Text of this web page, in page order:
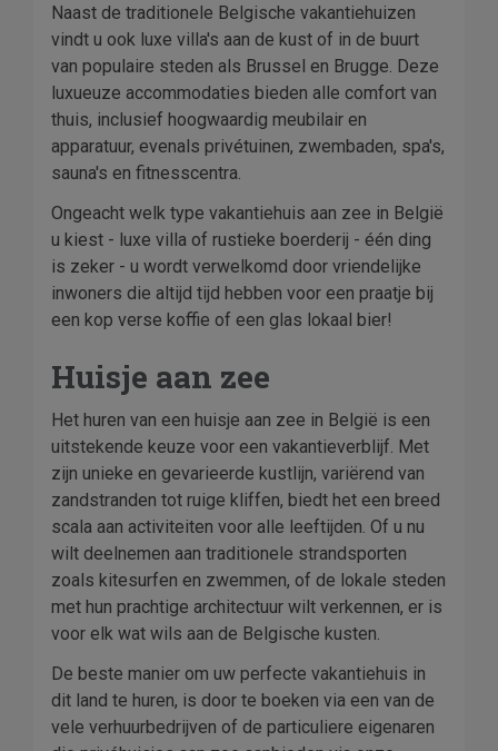
Naast de traditionele Belgische vakantiehuizen
vindt u ook luxe villa's aan de kust of in de buurt
van populaire steden als Brussel en Brugge. Deze
luxueuze accommodaties bieden alle comfort van
thuis, inclusief hoogwaardig meubilair en
apparatuur, evenals privétuinen, zwembaden, spa's,
sauna's en fitnesscentra.
Ongeacht welk type vakantiehuis aan zee in België
u kiest - luxe villa of rustieke boerderij - één ding
is zeker - u wordt verwelkomd door vriendelijke
inwoners die altijd tijd hebben voor een praatje bij
een kop verse koffie of een glas lokaal bier!
Huisje aan zee
Het huren van een huisje aan zee in België is een
uitstekende keuze voor een vakantieverblijf. Met
zijn unieke en gevarieerde kustlijn, variërend van
zandstranden tot ruige kliffen, biedt het een breed
scala aan activiteiten voor alle leeftijden. Of u nu
wilt deelnemen aan traditionele strandsporten
zoals kitesurfen en zwemmen, of de lokale steden
met hun prachtige architectuur wilt verkennen, er is
voor elk wat wils aan de Belgische kusten.
De beste manier om uw perfecte vakantiehuis in
dit land te huren, is door te boeken via een van de
vele verhuurbedrijven of de particuliere eigenaren